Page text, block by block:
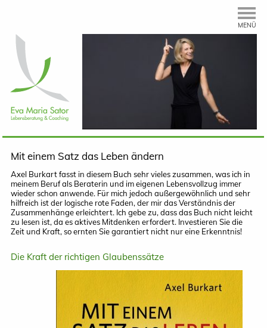
MENÜ
Mit einem Satz das Leben ändern
Axel Burkart fasst in diesem Buch sehr vieles zusammen, was ich in
meinem Beruf als Beraterin und im eigenen Lebensvollzug immer
wieder schon anwende. Für mich jedoch außergewöhnlich und sehr
hilfreich ist der logische rote Faden, der mir das Verständnis der
Zusammenhänge erleichtert. Ich gebe zu, dass das Buch nicht leicht
zu lesen ist, da es aktives Mitdenken erfordert. Investieren Sie die
Zeit und Kraft, so ernten Sie garantiert nicht nur eine Erkenntnis!
Die Kraft der richtigen Glaubenssätze